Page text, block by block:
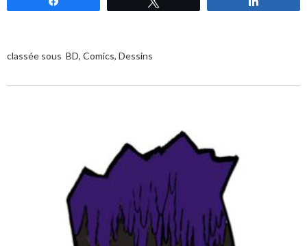
classée sous BD, Comics, Dessins